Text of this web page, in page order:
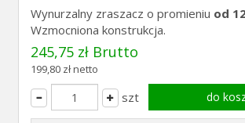
Wynurzalny zraszacz o promieniu od
Wzmocniona konstrukcja.
245,75 zł Brutto
199,80 zł netto
szt do